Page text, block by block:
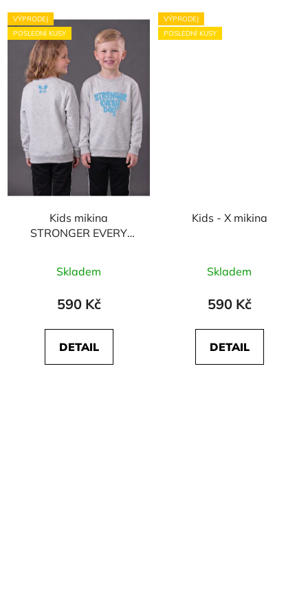
VÝPRODEJ
POSLEDNÍ KUSY
Kids mikina
STRONGER EVERY
Skladem
590 Kč
DETAIL
VÝPRODEJ
POSLEDNÍ KUSY
Kids - X mikina
Skladem
590 Kč
DETAIL